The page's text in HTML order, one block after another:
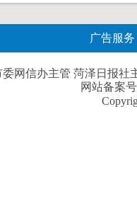
广告服务
网信办主管 菏泽日报社
网站备案